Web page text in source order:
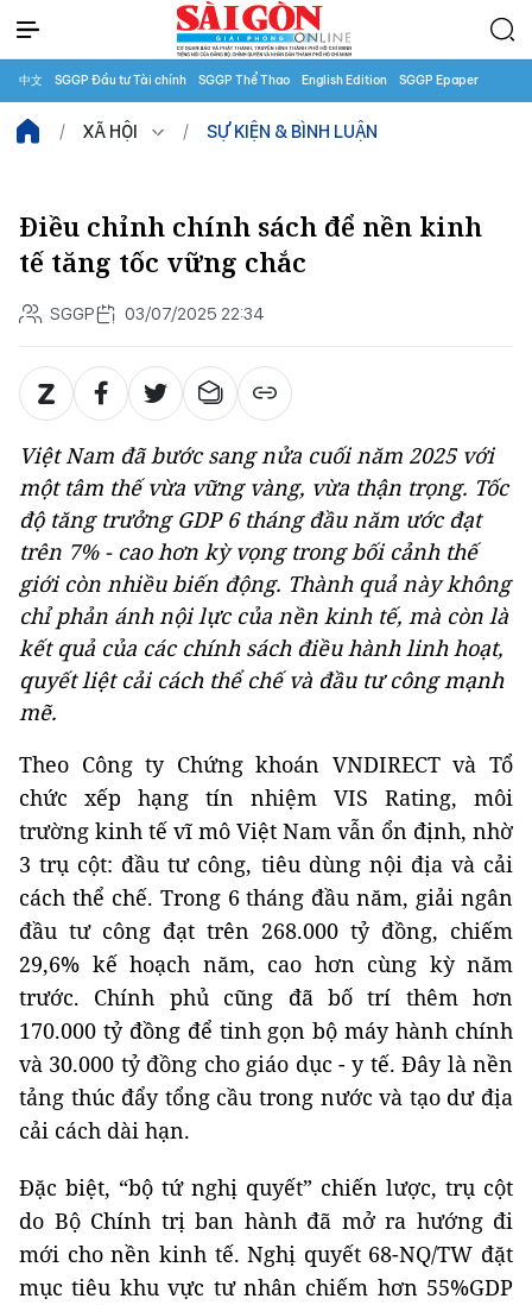
中文 SGGP Đầu tư Tài chính SGGP Thể Thao English Edition SGGP Epaper
XÃ HỘI SỰ KIỆN & BÌNH LUẬN
Điều chỉnh chính sách để nền kinh
tế tăng tốc vững chắc
SGGP 03/07/2025 22:34
Việt Nam đã bước sang nửa cuối năm 2025 với
một tâm thế vừa vững vàng, vừa thận trọng. Tốc
độ tăng trưởng GDP 6 tháng đầu năm ước đạt
trên 7% - cao hơn kỳ vọng trong bối cảnh thế
giới còn nhiều biến động. Thành quả này không
chỉ phản ánh nội lực của nền kinh tế, mà còn là
kết quả của các chính sách điều hành linh hoạt,
quyết liệt cải cách thể chế và đầu tư công mạnh
mẽ.
Theo Công ty Chứng khoán VNDIRECT và Tổ
chức xếp hạng tín nhiệm VIS Rating, môi
trường kinh tế vĩ mô Việt Nam vẫn ổn định, nhờ
3 trụ cột: đầu tư công, tiêu dùng nội địa và cải
cách thể chế. Trong 6 tháng đầu năm, giải ngân
đầu tư công đạt trên 268.000 tỷ đồng, chiếm
29,6% kế hoạch năm, cao hơn cùng kỳ năm
trước. Chính phủ cũng đã bố trí thêm hơn
170.000 tỷ đồng để tinh gọn bộ máy hành chính
và 30.000 tỷ đồng cho giáo dục - y tế. Đây là nền
tảng thúc đẩy tổng cầu trong nước và tạo dư địa
cải cách dài hạn.
Đặc biệt, “bộ tứ nghị quyết” chiến lược, trụ cột
do Bộ Chính trị ban hành đã mở ra hướng đi
mới cho nền kinh tế. Nghị quyết 68-NQ/TW đặt
mục tiêu khu vực tư nhân chiếm hơn 55%GDP